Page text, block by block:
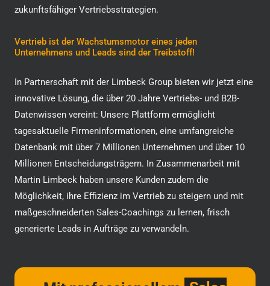
zukunftsfähiger Vertriebsstrategien.
Vertrieb ist der Wachstumsmotor eines jeden
Unternehmens und Leads sind der Treibstoff!
In Partnerschaft mit der Limbeck Group bieten wir jetzt eine
innovative Lösung, die über 20 Jahre Vertriebs- und B2B-
Datenwissen vereint: Unsere Plattform ermöglicht
tagesaktuelle Firmeninformationen, eine umfangreiche
Datenbank mit über 7 Millionen Unternehmen und über 10
Millionen Entscheidungsträgern. In Zusammenarbeit mit
Martin Limbeck haben unsere Kunden zudem die
Möglichkeit, ihre Effizienz im Vertrieb zu steigern und mit
maßgeschneiderten Sales-Coachings zu lernen, frisch
generierte Leads in Aufträge zu verwandeln.